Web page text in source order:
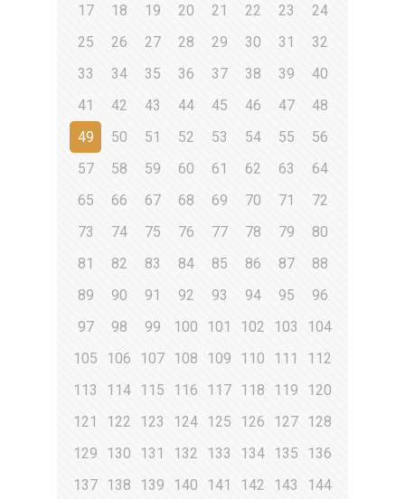
17
18 19 20 21 22 23
24
25
26 27 28 29 30 31
32
33
34 35 36 37 38 39
40
41
42 43 44 45 46 47
48
49
50 51 52 53 54 55
56
57
58 59 60 61 62 63
64
65
66 67 68 69 70 71
72
73
74 75 76 77 78 79
80
81
82 83 84 85 86 87
88
89
90 91 92 93 94 95
96
97
98 99 100 101 102 103
104
105
106 107 108 109 110 111
112
113
114 115 116 117 118 119
120
121
122 123 124 125 126 127 128
129
130 131 132 133 134 135
136
137 138 139 140 141 142 143
144